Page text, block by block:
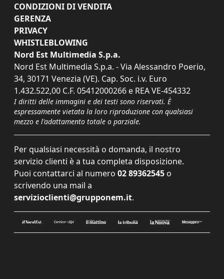
CONDIZIONI DI VENDITA
GERENZA
PRIVACY
WHISTLEBLOWING
Nord Est Multimedia S.p.a.
Nord Est Multimedia S.p.a. - Via Alessandro Poerio,
34, 30171 Venezia (VE). Cap. Soc. i.v. Euro
1.432.522,00 C.F. 05412000266 e REA VE-454332
I diritti delle immagini e dei testi sono riservati. È
espressamente vietata la loro riproduzione con qualsiasi
mezzo e l'adattamento totale o parziale.
Per qualsiasi necessità o domanda, il nostro
servizio clienti è a tua completa disposizione.
Puoi contattarci al numero 02 89362545 o
scrivendo una mail a
servizioclienti@grupponem.it.